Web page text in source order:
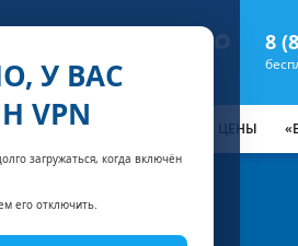
У ВАС
VPN
загружаться, когда включён
его отключить.
8
АКЦИИ НОМЕРА И ЦЕНЫ